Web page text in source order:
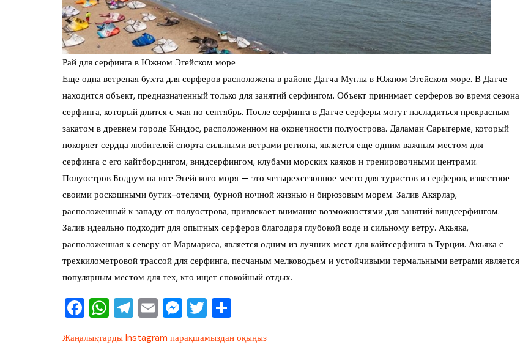
Рай для серфинга в Южном Эгейском море
Еще одна ветреная бухта для серферов расположена в районе Датча Муглы в Южном Эгейском море. В Датче
находится объект, предназначенный только для занятий серфингом. Объект принимает серферов во время сезона
серфинга, который длится с мая по сентябрь. После серфинга в Датче серферы могут насладиться прекрасным
закатом в древнем городе Книдос, расположенном на оконечности полуострова. Даламан Сарыгерме, который
покоряет сердца любителей спорта сильными ветрами региона, является еще одним важным местом для
серфинга с его кайтбордингом, виндсерфингом, клубами морских каяков и тренировочными центрами.
Полуостров Бодрум на юге Эгейского моря — это четырехсезонное место для туристов и серферов, известное
своими роскошными бутик-отелями, бурной ночной жизнью и бирюзовым морем. Залив Акярлар,
расположенный к западу от полуострова, привлекает внимание возможностями для занятий виндсерфингом.
Залив идеально подходит для опытных серферов благодаря глубокой воде и сильному ветру. Акьяка,
расположенная к северу от Мармариса, является одним из лучших мест для кайтсерфинга в Турции. Акьяка с
трехкилометровой трассой для серфинга, песчаным мелководьем и устойчивыми термальными ветрами является
популярным местом для тех, кто ищет спокойный отдых.
F
c
W
at
T
e
E
ai
M
ss
T
tt ра
Жаңалықтарды Instagram парақшамыздан оқыңыз